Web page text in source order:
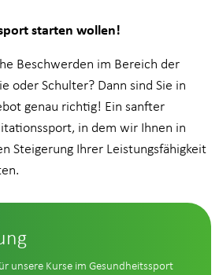
starten wollen!
Beschwerden im Bereich der
oder Schulter? Dann sind Sie in
genau richtig! Ein sanfter
in dem wir Ihnen in
Steigerung Ihrer Leistungsfähigkeit
unsere Kurse im Gesundheitssport